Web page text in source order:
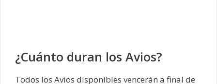
¿Cuánto duran los Avios?
Todos los Avios disponibles vencerán a final de